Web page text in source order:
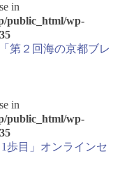
in
public_html/wp-
35
第２回海の京都ブレ
in
public_html/wp-
35
歩目」オンラインセ